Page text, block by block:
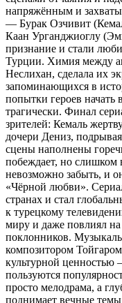
напряжённым и
— Бурак Озчивит
Каан Урганджиоглу
признание и стали
Турции. Химия между
Неслихан, сделала их
запоминающихся в
попытки героев начать
трагически. Финал
зрителей: Кемаль
дочери Дениз,
сцены наполнены
побеждает, но
невозможно забыть, и
«Чёрной любви».
странах и стал
к турецкому
миру и даже повлиял
поклонников.
композитором
культурной ценностью
пользуются
просто мелодрама, а
поднимает вечные